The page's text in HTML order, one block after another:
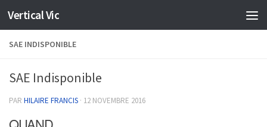
Skip to content
Vertical Vic
SAE INDISPONIBLE
SAE Indisponible
PAR HILAIRE FRANCIS · 12 NOVEMBRE 2016